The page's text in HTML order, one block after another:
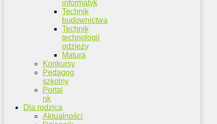
informatyk
Technik
budownictwa
Technik
technologii
odzieży
Matura
Konkursy
Pedagog
szkolny
Portal
nk
Dla rodzica
Aktualności